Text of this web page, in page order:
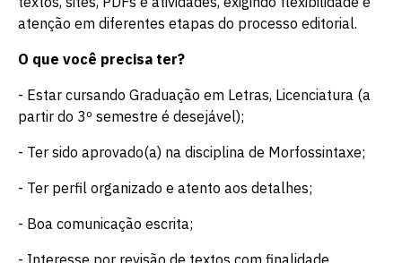
atenção em diferentes etapas do processo editorial.
O que você precisa ter?
- Estar cursando Graduação em Letras, Licenciatura (a
partir do 3º semestre é desejável);
- Ter sido aprovado(a) na disciplina de Morfossintaxe;
- Ter perfil organizado e atento aos detalhes;
- Boa comunicação escrita;
- Interesse por revisão de textos com finalidade